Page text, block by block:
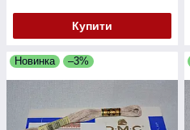
Купити
Новинка –3%